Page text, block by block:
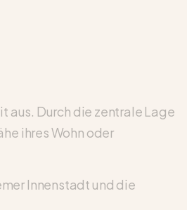
aus. Durch die zentrale Lage
ihres Wohn oder
Innenstadt und die